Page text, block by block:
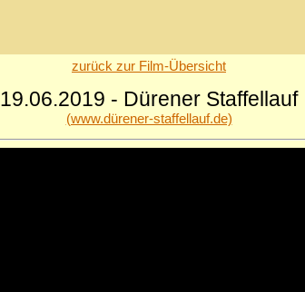
zurück zur Film-Übersicht
19.06.2019 - Dürener Staffellauf
(www.dürener-staffellauf.de)